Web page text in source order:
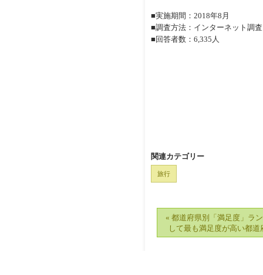
■実施期間：2018年8月
■調査方法：インターネット調査
■回答者数：6,335人
関連カテゴリー
旅行
« 都道府県別「満足度」ラ
して最も満足度が高い都